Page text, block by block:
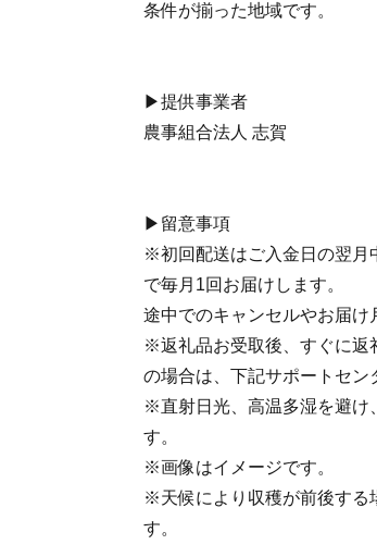
条件が揃った地域です。
▶提供事業者
農事組合法人 志賀
▶留意事項
※初回配送はご入金日の翌月
で毎月1回お届けします。
途中でのキャンセルやお届け
※返礼品お受取後、すぐに返
の場合は、下記サポートセン
※直射日光、高温多湿を避け
す。
※画像はイメージです。
※天候により収穫が前後する
す。